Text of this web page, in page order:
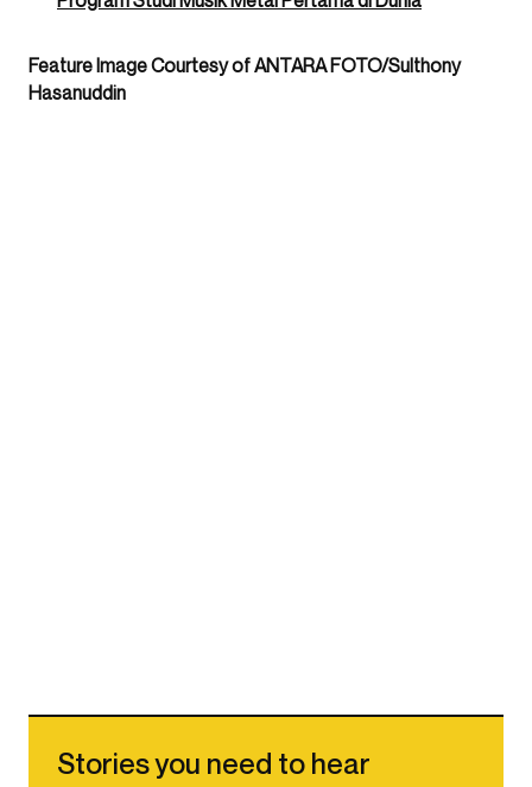
Feature Image Courtesy of ANTARA FOTO/Sulthony
Hasanuddin
Stories you need to hear